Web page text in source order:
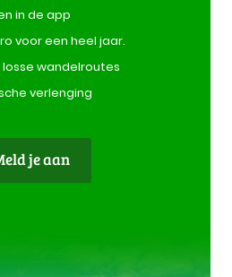
in de app
voor een heel jaar.
wandelroutes
verlenging
je aan